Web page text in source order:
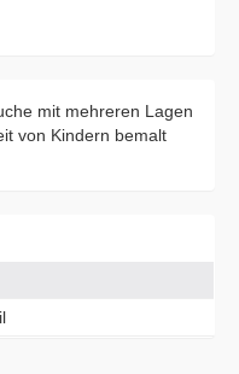
mit mehreren Lagen
von Kindern bemalt